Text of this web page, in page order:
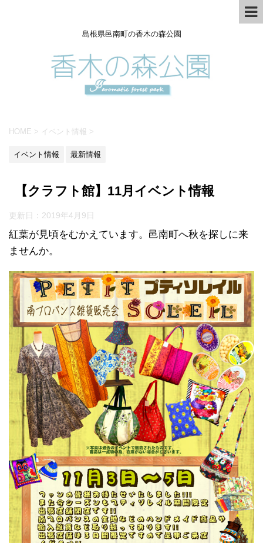
島根県邑南町の香木の森公園
HOME > イベント情報 >
イベント情報 最新情報
【クラフト館】11月イベント情報
更新日： 2019年4月9日
紅葉が見頃をむかえています。邑南町へ秋を探しに来
ませんか。